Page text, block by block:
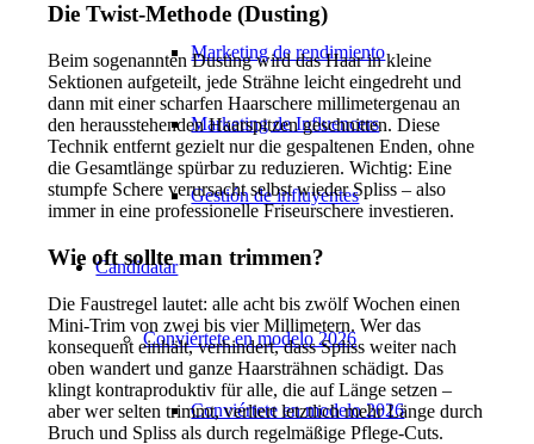
Marketing de rendimiento
Marketing de Influencers
Gestión de influyentes
Candidatar
Conviértete en modelo 2026
Conviértete en modelo 2026
Die Twist-Methode (Dusting)
Beim sogenannten Dusting wird das Haar in kleine
Sektionen aufgeteilt, jede Strähne leicht eingedreht und
dann mit einer scharfen Haarschere millimetergenau an
den herausstehenden Haarspitzen geschnitten. Diese
Technik entfernt gezielt nur die gespaltenen Enden, ohne
die Gesamtlänge spürbar zu reduzieren. Wichtig: Eine
stumpfe Schere verursacht selbst wieder Spliss – also
immer in eine professionelle Friseurschere investieren.
Wie oft sollte man trimmen?
Die Faustregel lautet: alle acht bis zwölf Wochen einen
Mini-Trim von zwei bis vier Millimetern. Wer das
konsequent einhält, verhindert, dass Spliss weiter nach
oben wandert und ganze Haarsträhnen schädigt. Das
klingt kontraproduktiv für alle, die auf Länge setzen –
aber wer selten trimmt, verliert letztlich mehr Länge durch
Bruch und Spliss als durch regelmäßige Pflege-Cuts.